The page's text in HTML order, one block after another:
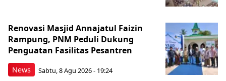
News
Renovasi Masjid Annajatul Faizin
Rampung, PNM Peduli Dukung
Penguatan Fasilitas Pesantren
Sabtu, 8 Agu 2026 - 19:24